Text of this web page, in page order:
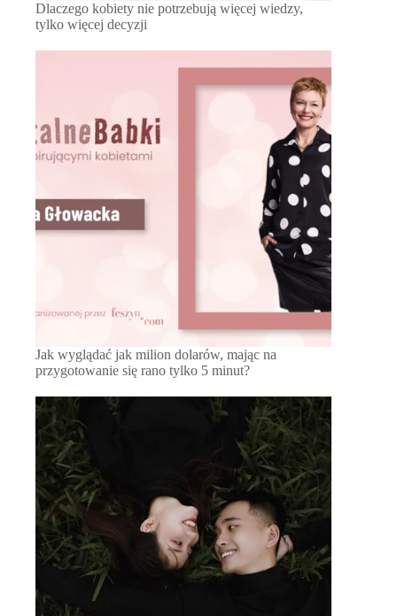
Dlaczego kobiety nie potrzebują więcej wiedzy,
tylko więcej decyzji
Jak wyglądać jak milion dolarów, mając na
przygotowanie się rano tylko 5 minut?